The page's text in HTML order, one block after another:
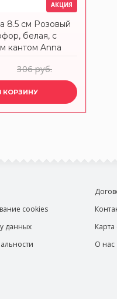
АКЦИЯ
8.5 см Розовый
белая, с
кантом Anna
306 руб.
КОРЗИНУ
cookies
данных
Карта
О нас